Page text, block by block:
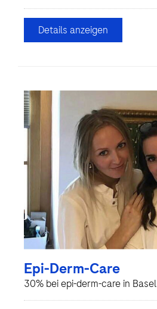
Details anzeigen
Epi-Derm-Care
30% bei epi-derm-care in Basel